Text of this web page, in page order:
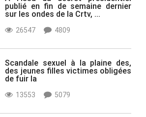
publié en fin de semaine dernier
sur les ondes de la Crtv, ...
26547 4809
Scandale sexuel à la plaine des,
des jeunes filles victimes obligées
de fuir la
13553 5079